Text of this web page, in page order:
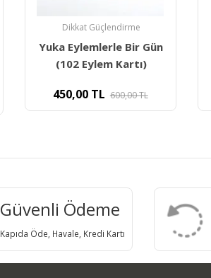
Dikkat Güçlendirme
Yuka Eylemlerle Bir Gün
(102 Eylem Kartı)
450,00TL 600,00TL
Güvenli Ödeme
Kapıda Öde, Havale, Kredi Kartı